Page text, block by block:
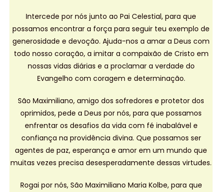
Intercede por nós junto ao Pai Celestial, para que
possamos encontrar a força para seguir teu exemplo de
generosidade e devoção. Ajuda-nos a amar a Deus com
todo nosso coração, a imitar a compaixão de Cristo em
nossas vidas diárias e a proclamar a verdade do
Evangelho com coragem e determinação.
São Maximiliano, amigo dos sofredores e protetor dos
oprimidos, pede a Deus por nós, para que possamos
enfrentar os desafios da vida com fé inabalável e
confiança na providência divina. Que possamos ser
agentes de paz, esperança e amor em um mundo que
muitas vezes precisa desesperadamente dessas virtudes.
Rogai por nós, São Maximiliano Maria Kolbe, para que